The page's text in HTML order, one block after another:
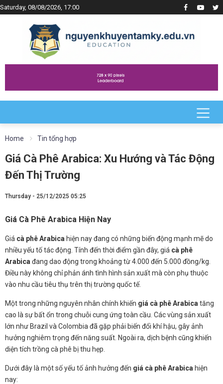
Saturday, 08/08/2026, 17:00
Home Tin tổng hợp
Giá Cà Phê Arabica: Xu Hướng và Tác Động
Đến Thị Trường
Thursday - 25/12/2025 05:25
Giá Cà Phê Arabica Hiện Nay
Giá cà phê Arabica hiện nay đang có những biến động mạnh mẽ do
nhiều yếu tố tác động. Tính đến thời điểm gần đây, giá cà phê
Arabica đang dao động trong khoảng từ 4.000 đến 5.000 đồng/kg.
Điều này không chỉ phản ánh tình hình sản xuất mà còn phụ thuộc
vào nhu cầu tiêu thụ trên thị trường quốc tế.
Một trong những nguyên nhân chính khiến giá cà phê Arabica tăng
cao là sự bất ổn trong chuỗi cung ứng toàn cầu. Các vùng sản xuất
lớn như Brazil và Colombia đã gặp phải biến đổi khí hậu, gây ảnh
hưởng nghiêm trọng đến năng suất. Ngoài ra, dịch bệnh cũng khiến
diện tích trồng cà phê bị thu hẹp.
Dưới đây là một số yếu tố ảnh hưởng đến giá cà phê Arabica hiện
nay: